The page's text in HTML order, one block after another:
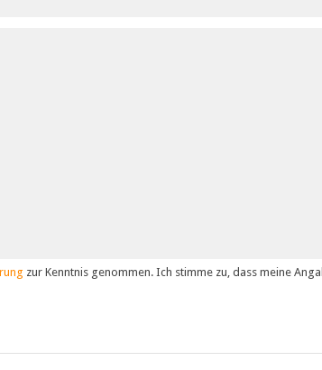
zur Kenntnis genommen. Ich stimme zu, dass meine